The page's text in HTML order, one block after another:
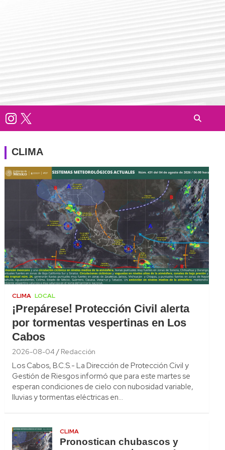
CLIMA
CLIMA LOCAL
¡Prepárese! Protección Civil alerta
por tormentas vespertinas en Los
Cabos
2026-08-04 Redacción
Los Cabos, B.C.S.- La Dirección de Protección Civil y
Gestión de Riesgos informó que para este martes se
esperan condiciones de cielo con nubosidad variable,
lluvias y tormentas eléctricas en…
CLIMA
Pronostican chubascos y